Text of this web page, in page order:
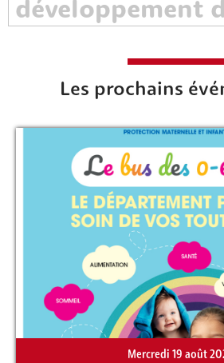
Les prochains
Mercredi 19 août